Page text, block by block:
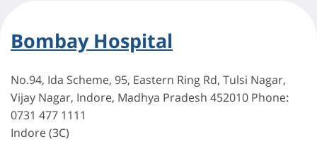
Bombay Hospital
No.94, Ida Scheme, 95, Eastern Ring Rd, Tulsi Nagar,
Vijay Nagar, Indore, Madhya Pradesh 452010 Phone:
0731 477 1111
Indore (3C)